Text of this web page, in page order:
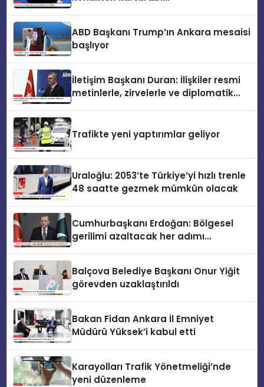
ABD Başkanı Trump’ın Ankara mesaisi
başlıyor
İletişim Başkanı Duran: İlişkiler resmi
metinlerle, zirvelerle ve diplomatik
Trafikte yeni yaptırımlar geliyor
Uraloğlu: 2053’te Türkiye’yi hızlı trenle
48 saatte gezmek mümkün olacak
Cumhurbaşkanı Erdoğan: Bölgesel
gerilimi azaltacak her adımı
Balçova Belediye Başkanı Onur Yiğit
görevden uzaklaştırıldı
Bakan Fidan Ankara İl Emniyet
Müdürü Yüksek’i kabul etti
Karayolları Trafik Yönetmeliği’nde
yeni düzenleme